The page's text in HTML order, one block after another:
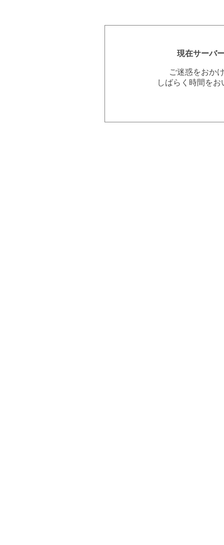
現在サーバ
ご迷惑をおか
しばらく時間を